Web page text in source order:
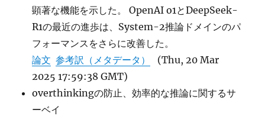
顕著な機能を示した。 OpenAI o1とDeepSeek-
R1の最近の進歩は、System-2推論ドメインのパ
フォーマンスをさらに改善した。
論文 参考訳（メタデータ）
(Thu, 20 Mar
2025 17:59:38 GMT)
overthinkingの防止、効率的な推論に関するサ
ーベイ